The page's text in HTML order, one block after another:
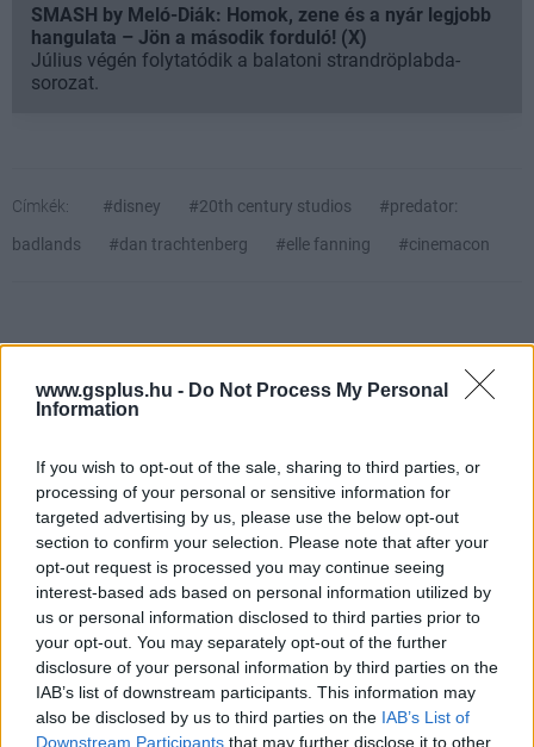
www.gsplus.hu - Do Not Process My Personal
Information
If you wish to opt-out of the sale, sharing to third parties, or
processing of your personal or sensitive information for
targeted advertising by us, please use the below opt-out
section to confirm your selection. Please note that after your
opt-out request is processed you may continue seeing
interest-based ads based on personal information utilized by
us or personal information disclosed to third parties prior to
your opt-out. You may separately opt-out of the further
disclosure of your personal information by third parties on the
IAB’s list of downstream participants. This information may
also be disclosed by us to third parties on the IAB’s List of
Downstream Participants that may further disclose it to other
SMASH by Meló-Diák: Homok, zene és a nyár legjobb
hangulata – Jön a második forduló! (X)
Július végén folytatódik a balatoni strandröplabda-
sorozat.
Címkék: #disney #20th century studios
#predator:
badlands
#dan trachtenberg #elle fanning #cinemacon
Hozzászólások
23 játékot ad az
előfizetésünkért a Prime
Gaming, köztük a Mafia III-mal